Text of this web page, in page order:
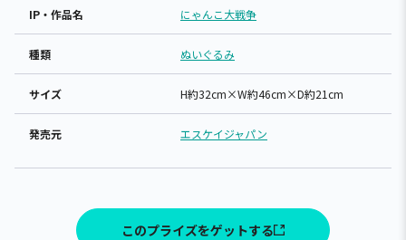
IP・作品名 にゃんこ大戦争
種類 ぬいぐるみ
サイズ H約32cm×W約46cm×D約21cm
発売元 エスケイジャパン
このプライズをゲットする